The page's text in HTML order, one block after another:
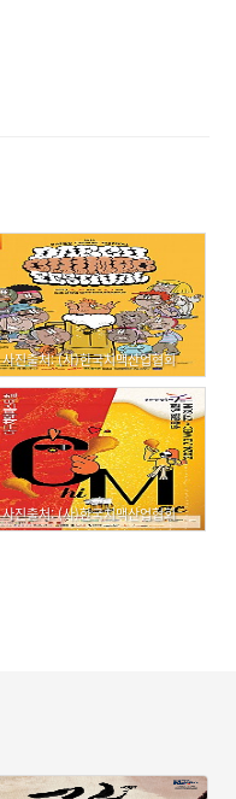
사진출처: (사)한국치맥산업협회
사진출처: (사)한국치맥산업협회